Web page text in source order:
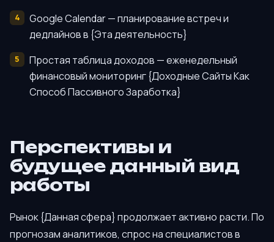
Google Calendar — планирование встреч и
дедлайнов в {Эта деятельность}
Простая таблица доходов — еженедельный
финансовый мониторинг {Доходные Сайты Как
Способ Пассивного Заработка}
Перспективы и
будущее данный вид
работы
Рынок {Данная сфера} продолжает активно расти. По
прогнозам аналитиков, спрос на специалистов в